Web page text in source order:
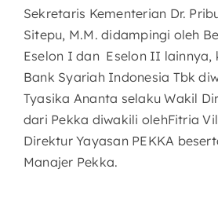
Sekretaris Kementerian Dr.
Sitepu, M.M. didampingi oleh
Eselon I dan Eselon II lainnya,
Bank Syariah Indonesia Tbk
Tyasika Ananta selaku Wakil
dari Pekka diwakili olehFitria
Direktur Yayasan PEKKA
Manajer Pekka.